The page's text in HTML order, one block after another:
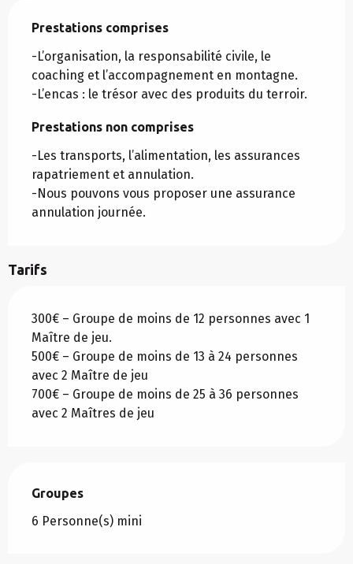
Prestations comprises
Prestations comprises
-L’organisation, la responsabilité civile, le
coaching et l’accompagnement en montagne.
-L’encas : le trésor avec des produits du terroir.
Prestations non comprises
Prestations non comprises
-Les transports, l’alimentation, les assurances
rapatriement et annulation.
-Nous pouvons vous proposer une assurance
annulation journée.
Tarifs
300€ – Groupe de moins de 12 personnes avec 1
Maître de jeu.
500€ – Groupe de moins de 13 à 24 personnes
avec 2 Maître de jeu
700€ – Groupe de moins de 25 à 36 personnes
avec 2 Maîtres de jeu
Groupes
Groupes
6 Personne(s) mini